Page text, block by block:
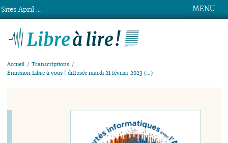
MENU
Accueil
Transcriptions
Émission Libre à vous ! diffusée mardi 21 février 2023 (…)
Sites April ...